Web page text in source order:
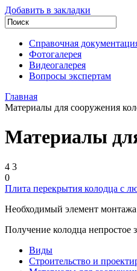
Добавить в закладки
Справочная
Фотогалерея
Видеогалерея
Вопросы экспертам
Главная
Материалы для сооружения
Материалы
4 3
0
Плита перекрытия колодца с
Необходимый элемент монтажа
Получение колодца непростое
Виды
Строительство и